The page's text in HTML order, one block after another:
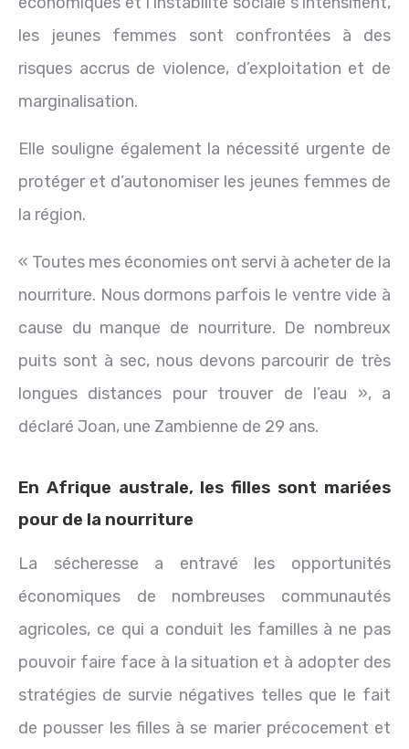
les jeunes femmes sont confrontées à des
risques accrus de violence, d’exploitation et de
marginalisation.
Elle souligne également la nécessité urgente de
protéger et d’autonomiser les jeunes femmes de
la région.
« Toutes mes économies ont servi à acheter de la
nourriture. Nous dormons parfois le ventre vide à
cause du manque de nourriture. De nombreux
puits sont à sec, nous devons parcourir de très
longues distances pour trouver de l’eau », a
déclaré Joan, une Zambienne de 29 ans.
En Afrique australe, les filles sont mariées
pour de la nourriture
La sécheresse a entravé les opportunités
économiques de nombreuses communautés
agricoles, ce qui a conduit les familles à ne pas
pouvoir faire face à la situation et à adopter des
stratégies de survie négatives telles que le fait
de pousser les filles à se marier précocement et